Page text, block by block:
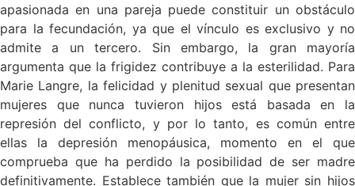
apasionada en una pareja puede constituir un obstáculo
para la fecundación, ya que el vínculo es exclusivo y no
admite a un tercero. Sin embargo, la gran mayoría
argumenta que la frigidez contribuye a la esterilidad. Para
Marie Langre, la felicidad y plenitud sexual que presentan
mujeres que nunca tuvieron hijos está basada en la
represión del conflicto, y por lo tanto, es común entre
ellas la depresión menopáusica, momento en el que
comprueba que ha perdido la posibilidad de ser madre
definitivamente. Establece también que la mujer sin hijos